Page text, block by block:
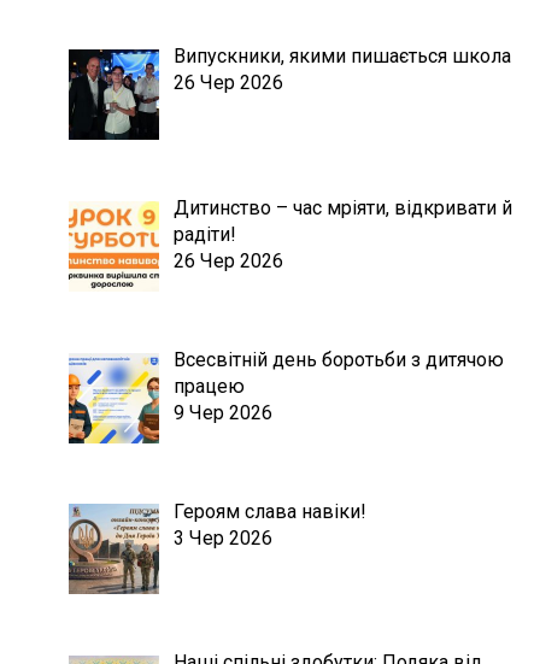
Випускники, якими пишається школа
26 Чер 2026
Дитинство – час мріяти, відкривати й
радіти!
26 Чер 2026
Всесвітній день боротьби з дитячою
працею
9 Чер 2026
Героям слава навіки!
3 Чер 2026